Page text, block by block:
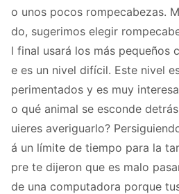
o unos pocos rompecabezas.
do, sugerimos elegir
l final usará los más pequeños
e es un nivel difícil. Este nivel
perimentados y es muy
o qué animal se esconde
uieres averiguarlo?
á un límite de tiempo para la
pre te dijeron que es malo
de una computadora porque